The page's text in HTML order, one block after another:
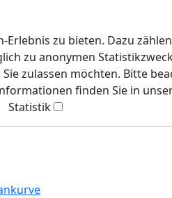
zu bieten. Dazu
zu anonymen
zulassen möchten. Bitte
finden Sie in
Statistik